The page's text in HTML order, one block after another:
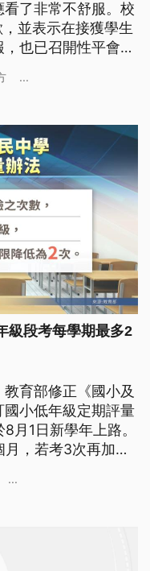
了非常不舒服。校
並表示在接獲學生
也已召開性平會議
有加強空間，將為
...
級段考每學期最多2
育部修正《國小及
小低年級定期評量
月1日新學年上路。
，若考3次再加上
...